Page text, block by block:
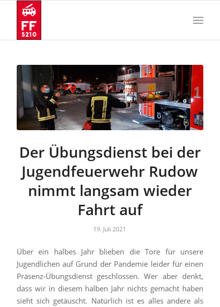
Der Übungsdienst bei der
Jugendfeuerwehr Rudow
nimmt langsam wieder
Fahrt auf
19. Juli 2021
Über ein halbes Jahr blieben die Tore für unsere
Jugendlichen auf Grund der Pandemie leider für einen
Präsenz-Übungsdienst geschlossen. Wer aber denkt,
dass wir in diesem halben Jahr nichts gemacht haben
sieht sich getäuscht. Natürlich ist es alles andere als